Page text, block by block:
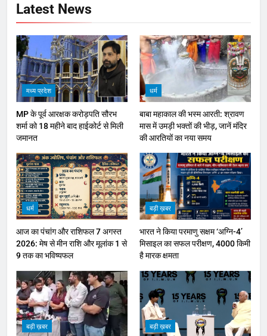
Latest News
मध्य प्रदेश
MP के पूर्व आरक्षक करोड़पति सौरभ
शर्मा को 18 महीने बाद हाईकोर्ट से मिली
जमानत
धर्म
बाबा महाकाल की भस्म आरती: श्रावण
मास में उमड़ी भक्तों की भीड़, जानें मंदिर
की आरतियों का नया समय
धर्म
आज का पंचांग और राशिफल 7 अगस्त
2026: मेष से मीन राशि और मूलांक 1 से
9 तक का भविष्यफल
बड़ी ख़बर
भारत ने किया परमाणु सक्षम ‘अग्नि-4’
मिसाइल का सफल परीक्षण, 4000 किमी
है मारक क्षमता
बड़ी ख़बर बड़ी ख़बर